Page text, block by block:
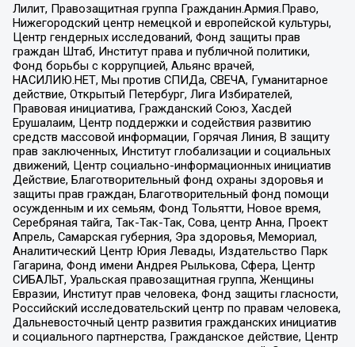
Лилит, Правозащитная группа Гражданин.Армия.Право,
Нижегородский центр немецкой и европейской культуры,
Центр гендерных исследований, Фонд защиты прав
граждан Штаб, Институт права и публичной политики,
Фонд борьбы с коррупцией, Альянс врачей,
НАСИЛИЮ.НЕТ, Мы против СПИДа, СВЕЧА, Гуманитарное
действие, Открытый Петербург, Лига Избирателей,
Правовая инициатива, Гражданский Союз, Хасдей
Ерушалаим, Центр поддержки и содействия развитию
средств массовой информации, Горячая Линия, В защиту
прав заключенных, Институт глобализации и социальных
движений, Центр социально-информационных инициатив
Действие, Благотворительный фонд охраны здоровья и
защиты прав граждан, Благотворительный фонд помощи
осужденным и их семьям, Фонд Тольятти, Новое время,
Серебряная тайга, Так-Так-Так, Сова, центр Анна, Проект
Апрель, Самарская губерния, Эра здоровья, Мемориал,
Аналитический Центр Юрия Левады, Издательство Парк
Гагарина, Фонд имени Андрея Рылькова, Сфера, Центр
СИБАЛЬТ, Уральская правозащитная группа, Женщины
Евразии, Институт прав человека, Фонд защиты гласности,
Российский исследовательский центр по правам человека,
Дальневосточный центр развития гражданских инициатив
и социального партнерства, Гражданское действие, Центр